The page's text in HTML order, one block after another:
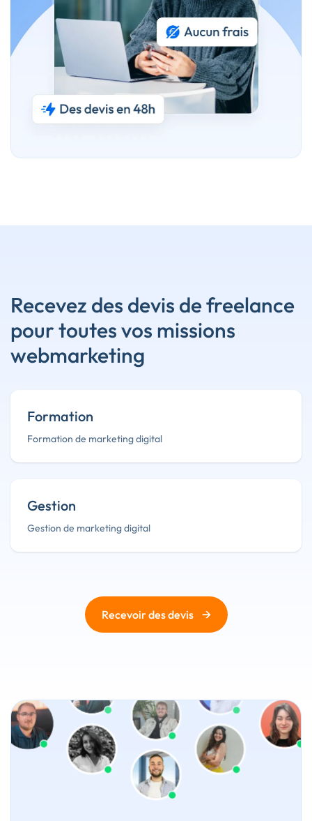
Recevez des devis de freelance
pour toutes vos missions
webmarketing
Formation
Formation de marketing digital
Gestion
Gestion de marketing digital
Recevoir des devis →